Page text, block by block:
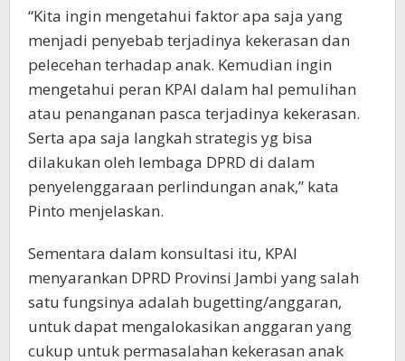
“Kita ingin mengetahui faktor apa saja yang
menjadi penyebab terjadinya kekerasan dan
pelecehan terhadap anak. Kemudian ingin
mengetahui peran KPAI dalam hal pemulihan
atau penanganan pasca terjadinya kekerasan.
Serta apa saja langkah strategis yg bisa
dilakukan oleh lembaga DPRD di dalam
penyelenggaraan perlindungan anak,” kata
Pinto menjelaskan.
Sementara dalam konsultasi itu, KPAI
menyarankan DPRD Provinsi Jambi yang salah
satu fungsinya adalah bugetting/anggaran,
untuk dapat mengalokasikan anggaran yang
cukup untuk permasalahan kekerasan anak